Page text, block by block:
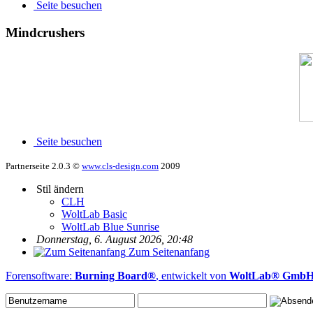
Seite besuchen
Mindcrushers
Seite besuchen
Partnerseite 2.0.3 © www.cls-design.com 2009
Stil ändern
CLH
WoltLab Basic
WoltLab Blue Sunrise
Donnerstag, 6. August 2026, 20:48
Zum Seitenanfang
Forensoftware: Burning Board®, entwickelt von WoltLab®